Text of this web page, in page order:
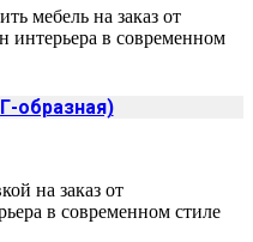
образная)